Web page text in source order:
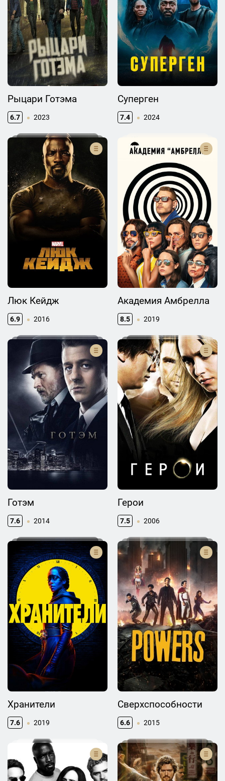
Рыцари Готэма
6.7 2023
Суперген
7.4 2024
Люк Кейдж
6.9 2016
Академия Амбрелла
8.5 2019
Готэм
7.6 2014
Герои
7.5 2006
Хранители
7.6 2019
Сверхспособности
6.6 2015